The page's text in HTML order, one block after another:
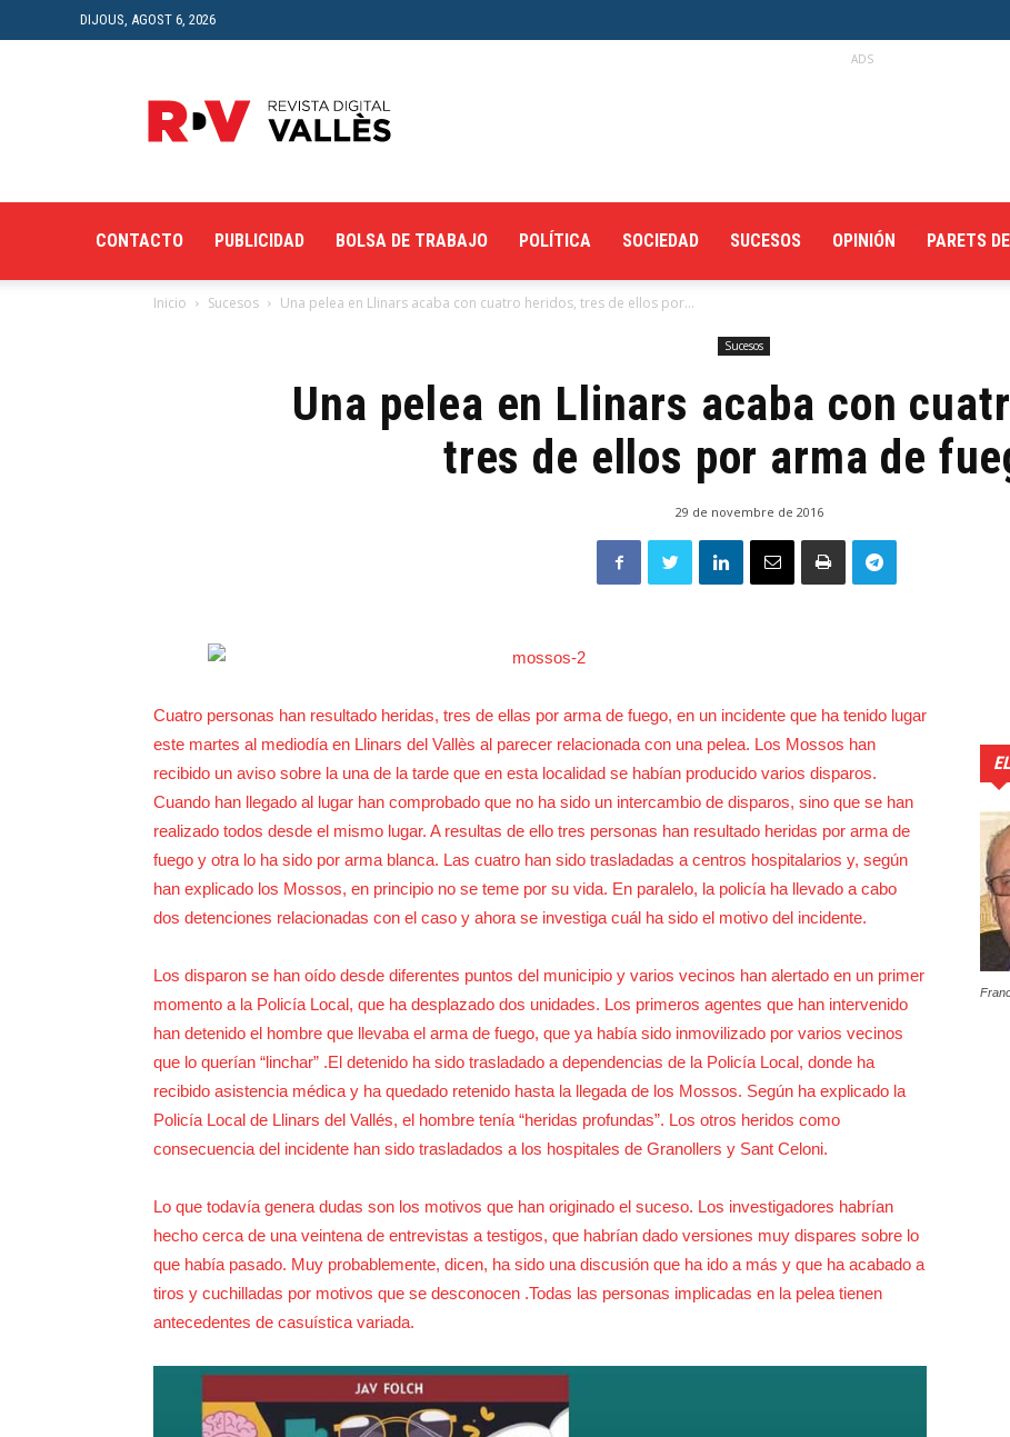
DIJOUS, AGOST 6, 2026
Digital
del
ADS
CONTACTO PUBLICIDAD BOLSA DE TRABAJO POLÍTICA SOCIEDAD SUCESOS OPINIÓN PARETS
Inicio Sucesos Una pelea en Llinars acaba con cuatro heridos, tres de ellos por...
Sucesos
Una pelea en Llinars acaba con
tres de ellos por arma de
29 de novembre de 2016
Cuatro personas han resultado heridas, tres de ellas por arma de fuego, en un incidente que ha tenido lugar
este martes al mediodía en Llinars del Vallès al parecer relacionada con una pelea. Los Mossos han
recibido un aviso sobre la una de la tarde que en esta localidad se habían producido varios disparos.
Cuando han llegado al lugar han comprobado que no ha sido un intercambio de disparos, sino que se han
realizado todos desde el mismo lugar. A resultas de ello tres personas han resultado heridas por arma de
fuego y otra lo ha sido por arma blanca. Las cuatro han sido trasladadas a centros hospitalarios y, según
han explicado los Mossos, en principio no se teme por su vida. En paralelo, la policía ha llevado a cabo
dos detenciones relacionadas con el caso y ahora se investiga cuál ha sido el motivo del incidente.
Los disparon se han oído desde diferentes puntos del municipio y varios vecinos han alertado en un primer
momento a la Policía Local, que ha desplazado dos unidades. Los primeros agentes que han intervenido
han detenido el hombre que llevaba el arma de fuego, que ya había sido inmovilizado por varios vecinos
que lo querían “linchar” .El detenido ha sido trasladado a dependencias de la Policía Local, donde ha
recibido asistencia médica y ha quedado retenido hasta la llegada de los Mossos. Según ha explicado la
Policía Local de Llinars del Vallés, el hombre tenía “heridas profundas”. Los otros heridos como
consecuencia del incidente han sido trasladados a los hospitales de Granollers y Sant Celoni.
Lo que todavía genera dudas son los motivos que han originado el suceso. Los investigadores habrían
hecho cerca de una veintena de entrevistas a testigos, que habrían dado versiones muy dispares sobre lo
que había pasado. Muy probablemente, dicen, ha sido una discusión que ha ido a más y que ha acabado a
tiros y cuchilladas por motivos que se desconocen .Todas las personas implicadas en la pelea tienen
antecedentes de casuística variada.